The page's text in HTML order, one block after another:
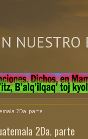
NUESTRO
2Da. parte
2Da. parte